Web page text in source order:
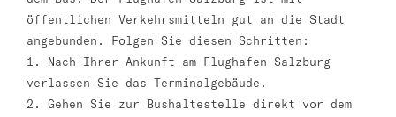
öffentlichen Verkehrsmitteln gut an die Stadt
angebunden. Folgen Sie diesen Schritten:
1. Nach Ihrer Ankunft am Flughafen Salzburg
verlassen Sie das Terminalgebäude.
2. Gehen Sie zur Bushaltestelle direkt vor dem